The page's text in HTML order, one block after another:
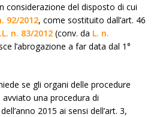
considerazione del disposto di cui
92/2012, come sostituito dall’art. 46
n. 83/2012 (conv. da L. n.
l’abrogazione a far data dal 1°
se gli organi delle procedure
una procedura di
2015 ai sensi dell’art. 3,